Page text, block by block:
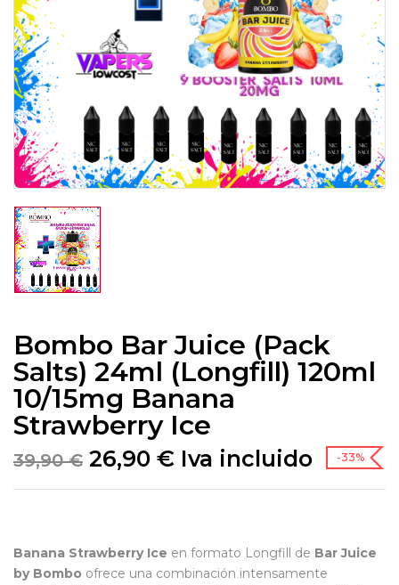
Bombo Bar Juice (Pack
Salts) 24ml (Longfill) 120ml
10/15mg Banana
Strawberry Ice
39,90€ 26,90 € Iva incluido -33%
Banana Strawberry Ice en formato Longfill de Bar Juice
by Bombo ofrece una combinación intensamente